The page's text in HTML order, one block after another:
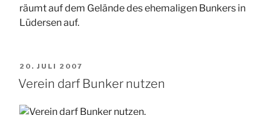
VERÖFFENTLICHT
AM
20. JULI 2007
Verein darf Bunker nutzen